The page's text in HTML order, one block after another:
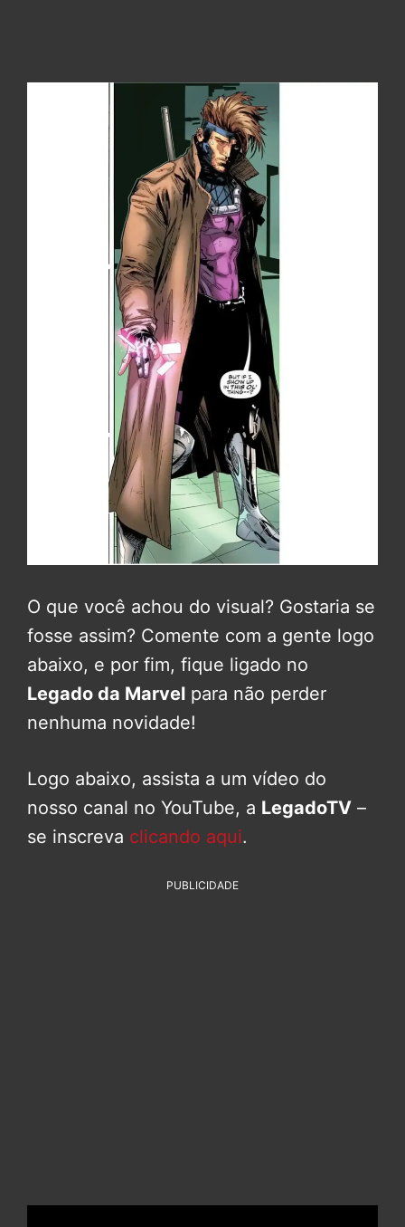
O que você achou do visual? Gostaria se
fosse assim? Comente com a gente logo
abaixo, e por fim, fique ligado no
Legado da Marvel para não perder
nenhuma novidade!
Logo abaixo, assista a um vídeo do
nosso canal no YouTube, a LegadoTV –
se inscreva clicando aqui.
PUBLICIDADE